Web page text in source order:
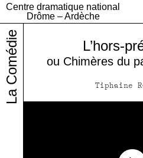
Centre dramatique national
Drôme – Ardèche Infos
L’hors-
ou Chimères du
Tiphaine
La Comédie